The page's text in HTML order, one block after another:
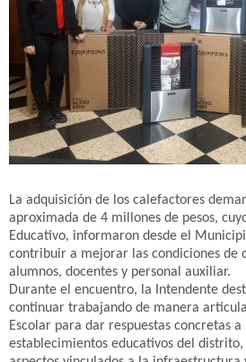
La adquisición de los calefactores
aproximada de 4 millones de pesos,
Educativo, informaron desde el
contribuir a mejorar las condiciones de
alumnos, docentes y personal auxiliar.
Durante el encuentro, la Intendente
continuar trabajando de manera
Escolar para dar respuestas concretas a
establecimientos educativos del